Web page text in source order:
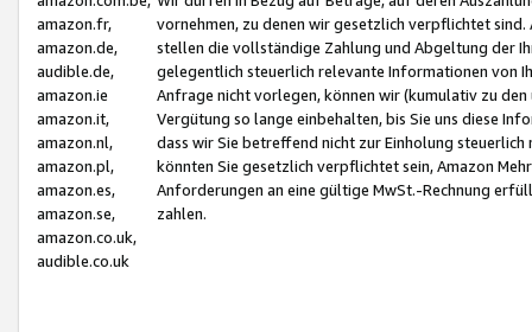
amazon.fr,
amazon.de,
audible.de,
amazon.ie
amazon.it,
amazon.nl,
amazon.pl,
amazon.es,
amazon.se,
amazon.co.uk,
audible.co.uk
vornehmen, zu denen wir gesetzlich verpflichtet
stellen die vollständige Zahlung und Abgeltung der
gelegentlich steuerlich relevante Informationen von
Anfrage nicht vorlegen, können wir (kumulativ zu
Vergütung so lange einbehalten, bis Sie uns diese
dass wir Sie betreffend nicht zur Einholung
könnten Sie gesetzlich verpflichtet sein, Amazon
Anforderungen an eine gültige MwSt.-Rechnung
zahlen.